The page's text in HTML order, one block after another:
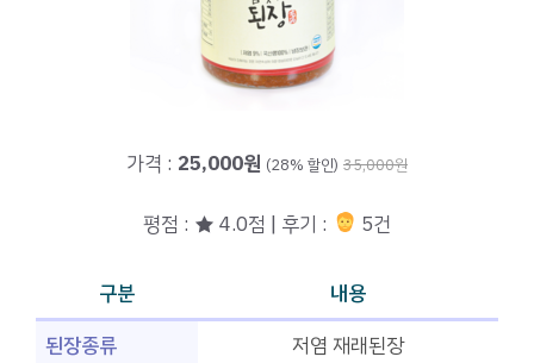
가격 : 25,000원 (28% 할인) 35,000원
평점 : ★ 4.0점 | 후기 : 5건
구분
내용
된장종류
저염 재래된장